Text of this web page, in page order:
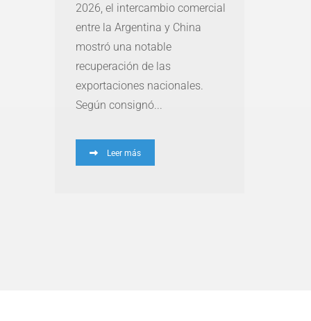
2026, el intercambio comercial
entre la Argentina y China
mostró una notable
recuperación de las
exportaciones nacionales.
Según consignó...
Leer más